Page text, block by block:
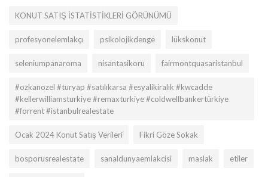
KONUT SATIŞ İSTATİSTİKLERİ GÖRÜNÜMÜ
profesyonelemlakçı psikolojikdenge lükskonut
seleniumpanaroma nisantasikoru fairmontquasaristanbul
#ozkanozel #turyap #satılıkarsa #esyalikiralık #kwcadde
#kellerwilliamsturkiye #remaxturkiye #coldwellbankertürkiye
#forrent #istanbulrealestate
Ocak 2024 Konut Satış Verileri Fikri Göze Sokak
bosporusrealestate sanaldunyaemlakcisi maslak etiler